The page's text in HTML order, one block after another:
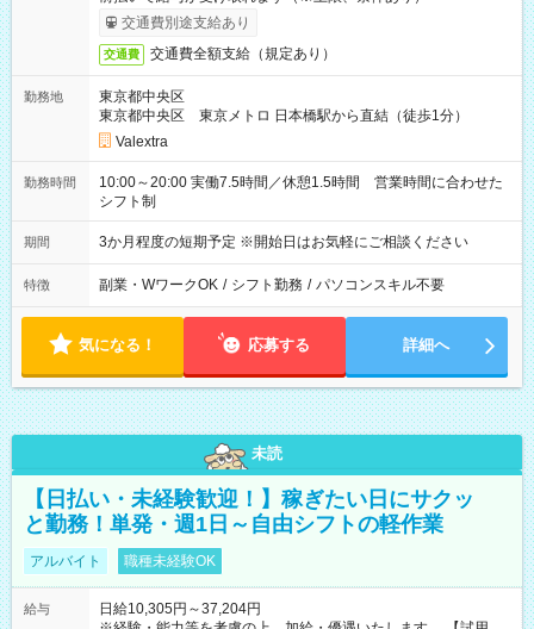
交通費別途支給あり
交通費 交通費全額支給（規定あり）
勤務地
東京都中央区
東京都中央区 東京メトロ 日本橋駅から直結（徒歩1分）
Valextra
勤務時間
10:00～20:00 実働7.5時間／休憩1.5時間 営業時間に合わせた
シフト制
期間 3か月程度の短期予定 ※開始日はお気軽にご相談ください
特徴 副業・WワークOK / シフト勤務 / パソコンスキル不要
気になる！ 応募する 詳細へ
未読
【日払い・未経験歓迎！】稼ぎたい日にサクッ
と勤務！単発・週1日～自由シフトの軽作業
アルバイト 職種未経験OK
給与
日給10,305円～37,204円